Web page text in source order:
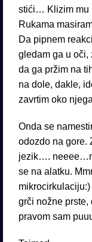
stići… Klizim mu
Rukama
Da pipnem
gledam ga u oči,
da ga pržim na
na dole, dakle,
zavrtim oko
Onda se
odozdo na gore.
jezik….
se na alatku.
grči nožne prste,
pravom sam